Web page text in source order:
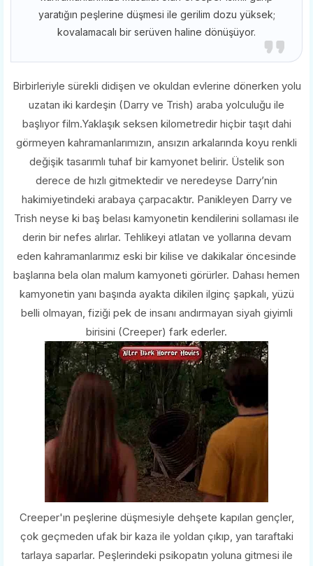
yaratığın peşlerine düşmesi ile gerilim dozu yüksek;
kovalamacalı bir serüven haline dönüşüyor.
Birbirleriyle sürekli didişen ve okuldan evlerine dönerken yolu
uzatan iki kardeşin (Darry ve Trish) araba yolculuğu ile
başlıyor film.Yaklaşık seksen kilometredir hiçbir taşıt dahi
görmeyen kahramanlarımızın, ansızın arkalarında koyu renkli
değişik tasarımlı tuhaf bir kamyonet belirir. Üstelik son
derece de hızlı gitmektedir ve neredeyse Darry’nin
hakimiyetindeki arabaya çarpacaktır. Panikleyen Darry ve
Trish neyse ki baş belası kamyonetin kendilerini sollaması ile
derin bir nefes alırlar. Tehlikeyi atlatan ve yollarına devam
eden kahramanlarımız eski bir kilise ve dakikalar öncesinde
başlarına bela olan malum kamyoneti görürler. Dahası hemen
kamyonetin yanı başında ayakta dikilen ilginç şapkalı, yüzü
belli olmayan, fiziği pek de insanı andırmayan siyah giyimli
birisini (Creeper) fark ederler.
Creeper'ın peşlerine düşmesiyle dehşete kapılan gençler,
çok geçmeden ufak bir kaza ile yoldan çıkıp, yan taraftaki
tarlaya saparlar. Peşlerindeki psikopatın yoluna gitmesi ile